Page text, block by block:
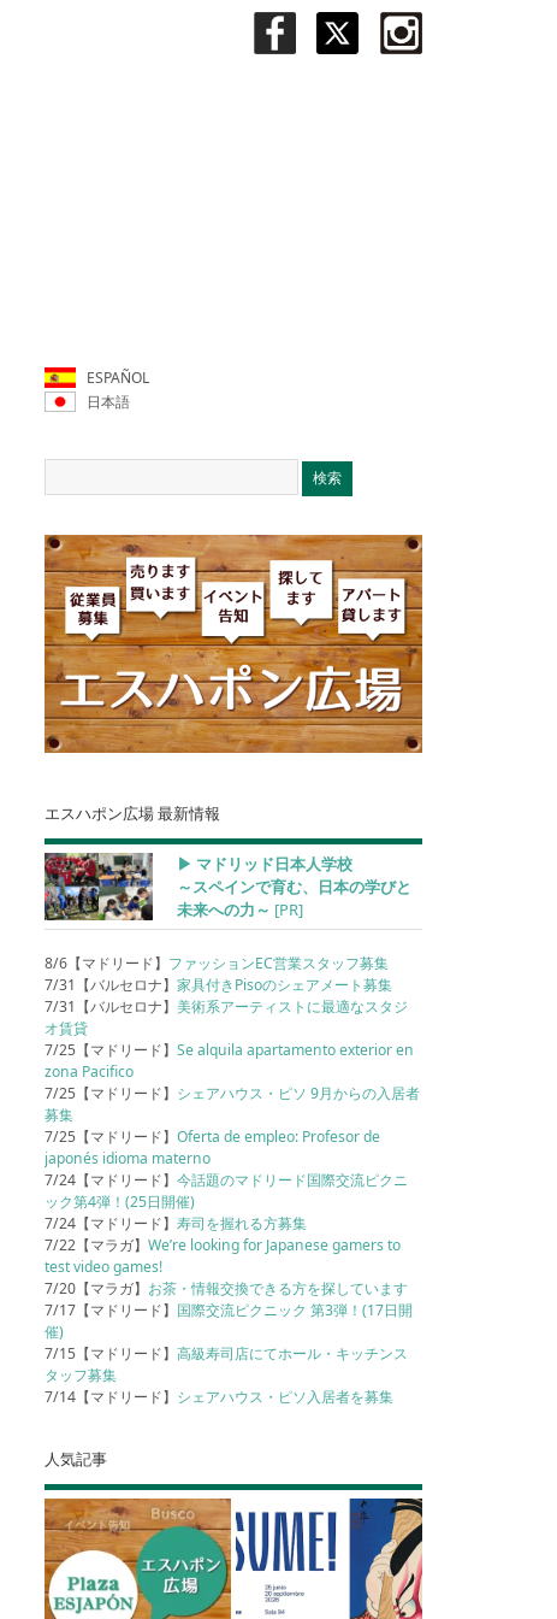
ESPAÑOL
日本語
エスハポン広場 最新情報
▶︎ マドリッド日本人学校
～スペインで育む、日本の学びと
未来への力～ [PR]
8/6【マドリード】 ファッションEC営業スタッフ募集
7/31【バルセロナ】家具付きPisoのシェアメート募集
7/31【バルセロナ】美術系アーティストに最適なスタジ
オ賃貸
7/25【マドリード】Se alquila apartamento exterior en
zona Pacifico
7/25【マドリード】 シェアハウス・ピソ 9月からの入居者
募集
7/25【マドリード】Oferta de empleo: Profesor de
japonés idioma materno
7/24【マドリード】今話題のマドリード国際交流ピクニ
ック第4弾！(25日開催)
7/24【マドリード】寿司を握れる方募集
7/22【マラガ】We’re looking for Japanese gamers to
test video games!
7/20【マラガ】 お茶・情報交換できる方を探しています
7/17【マドリード】 国際交流ピクニック 第3弾！(17日開
催)
7/15【マドリード】高級寿司店にてホール・キッチンス
タッフ募集
7/14【マドリード】 シェアハウス・ピソ入居者を募集
人気記事